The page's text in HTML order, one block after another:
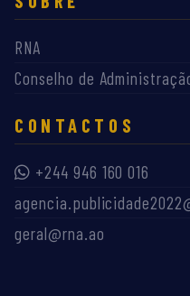
RNA
Conselho de
CONTACTOS
+244 946 160 016
geral@rna.ao